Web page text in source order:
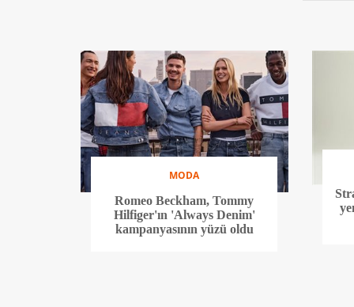
MODA
Romeo Beckham, Tommy
Hilfiger'ın 'Always Denim'
kampanyasının yüzü oldu